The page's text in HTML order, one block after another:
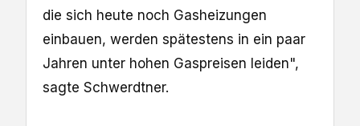
die sich heute noch Gasheizungen
einbauen, werden spätestens in ein paar
Jahren unter hohen Gaspreisen leiden",
sagte Schwerdtner.